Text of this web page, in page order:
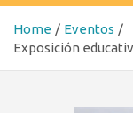
Home
Eventos
Exposición